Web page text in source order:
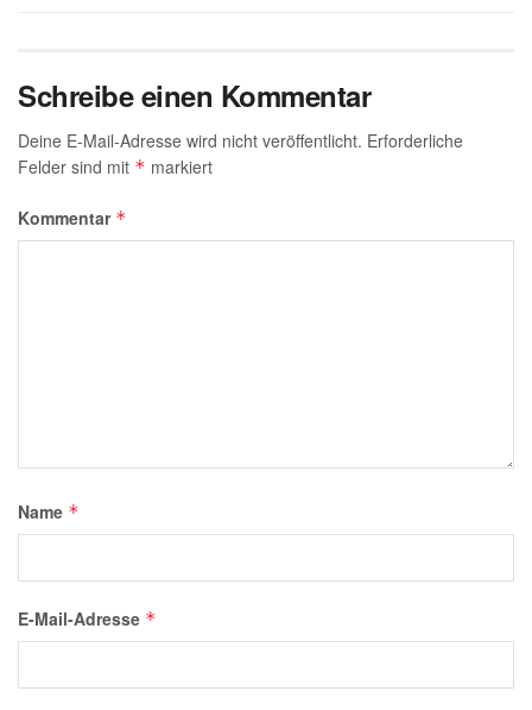
Schreibe einen Kommentar
Deine E-Mail-Adresse wird nicht veröffentlicht. Erforderliche
Felder sind mit * markiert
Kommentar *
Name *
E-Mail-Adresse *